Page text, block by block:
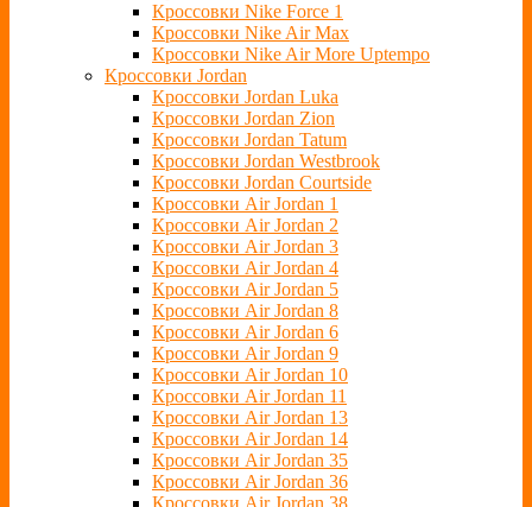
Кроссовки Nike Force 1
Кроссовки Nike Air Max
Кроссовки Nike Air More Uptempo
Кроссовки Jordan
Кроссовки Jordan Luka
Кроссовки Jordan Zion
Кроссовки Jordan Tatum
Кроссовки Jordan Westbrook
Кроссовки Jordan Courtside
Кроссовки Air Jordan 1
Кроссовки Air Jordan 2
Кроссовки Air Jordan 3
Кроссовки Air Jordan 4
Кроссовки Air Jordan 5
Кроссовки Air Jordan 8
Кроссовки Air Jordan 6
Кроссовки Air Jordan 9
Кроссовки Air Jordan 10
Кроссовки Air Jordan 11
Кроссовки Air Jordan 13
Кроссовки Air Jordan 14
Кроссовки Air Jordan 35
Кроссовки Air Jordan 36